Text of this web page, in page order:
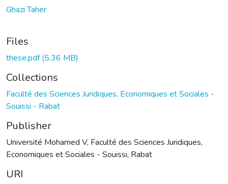
Ghazi Taher
Files
these.pdf(5.36 MB)
Collections
Faculté des Sciences Juridiques, Economiques et Sociales -
Souissi - Rabat
Publisher
Université Mohamed V, Faculté des Sciences Juridiques,
Economiques et Sociales - Souissi, Rabat
URI